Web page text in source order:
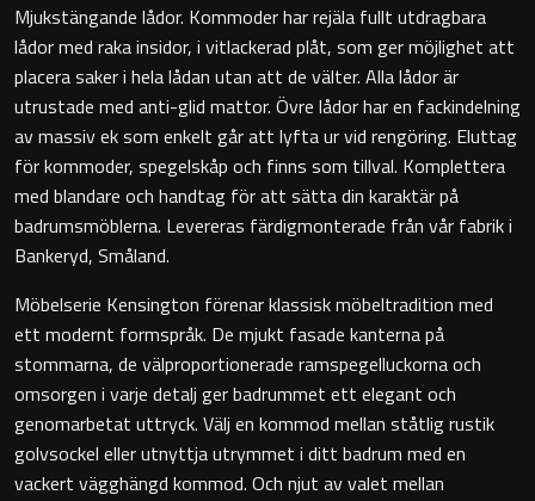
Handfat
Heltäckande handfat
Fristående handfat
Underlimmat handfat
Handfat med piedestal
Blandare
Tvättställsblandare
Miami
Montana
Orlando
Signature
Outlet
Mjukstängande lådor. Kommoder har rejäla fullt utdragbara
lådor med raka insidor, i vitlackerad plåt, som ger möjlighet att
placera saker i hela lådan utan att de välter. Alla lådor är
utrustade med anti-glid mattor. Övre lådor har en fackindelning
av massiv ek som enkelt går att lyfta ur vid rengöring. Eluttag
för kommoder, spegelskåp och finns som tillval. Komplettera
med blandare och handtag för att sätta din karaktär på
badrumsmöblerna. Levereras färdigmonterade från vår fabrik i
Bankeryd, Småland.
Möbelserie Kensington förenar klassisk möbeltradition med
ett modernt formspråk. De mjukt fasade kanterna på
stommarna, de välproportionerade ramspegelluckorna och
omsorgen i varje detalj ger badrummet ett elegant och
genomarbetat uttryck. Välj en kommod mellan ståtlig rustik
golvsockel eller utnyttja utrymmet i ditt badrum med en
vackert vägghängd kommod. Och njut av valet mellan